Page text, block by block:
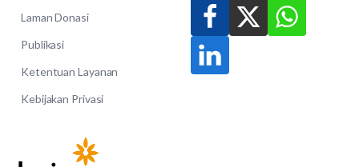
Laman Donasi
Publikasi
Ketentuan Layanan
Kebijakan Privasi